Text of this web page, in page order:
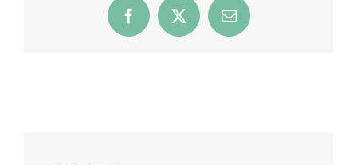
Facebook
X Email